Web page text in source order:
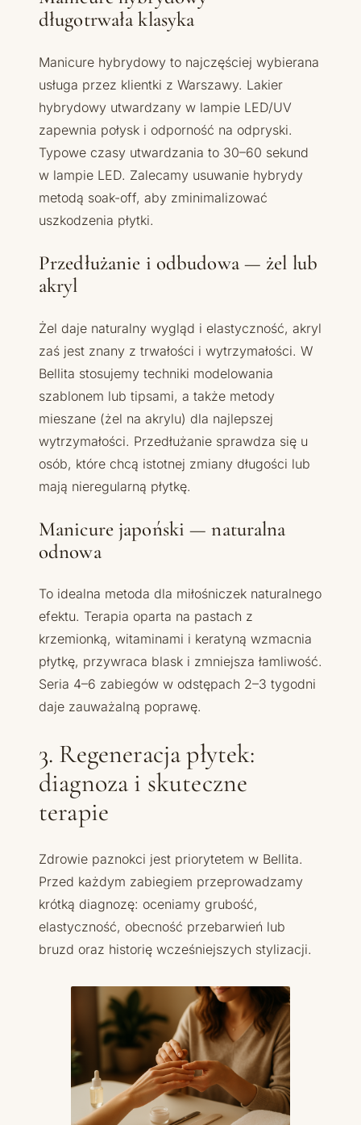
długotrwała klasyka
Manicure hybrydowy to najczęściej wybierana
usługa przez klientki z Warszawy. Lakier
hybrydowy utwardzany w lampie LED/UV
zapewnia połysk i odporność na odpryski.
Typowe czasy utwardzania to 30–60 sekund
w lampie LED. Zalecamy usuwanie hybrydy
metodą soak-off, aby zminimalizować
uszkodzenia płytki.
Przedłużanie i odbudowa — żel lub
akryl
Żel daje naturalny wygląd i elastyczność, akryl
zaś jest znany z trwałości i wytrzymałości. W
Bellita stosujemy techniki modelowania
szablonem lub tipsami, a także metody
mieszane (żel na akrylu) dla najlepszej
wytrzymałości. Przedłużanie sprawdza się u
osób, które chcą istotnej zmiany długości lub
mają nieregularną płytkę.
Manicure japoński — naturalna
odnowa
To idealna metoda dla miłośniczek naturalnego
efektu. Terapia oparta na pastach z
krzemionką, witaminami i keratyną wzmacnia
płytkę, przywraca blask i zmniejsza łamliwość.
Seria 4–6 zabiegów w odstępach 2–3 tygodni
daje zauważalną poprawę.
3. Regeneracja płytek:
diagnoza i skuteczne
terapie
Zdrowie paznokci jest priorytetem w Bellita.
Przed każdym zabiegiem przeprowadzamy
krótką diagnozę: oceniamy grubość,
elastyczność, obecność przebarwień lub
bruzd oraz historię wcześniejszych stylizacji.